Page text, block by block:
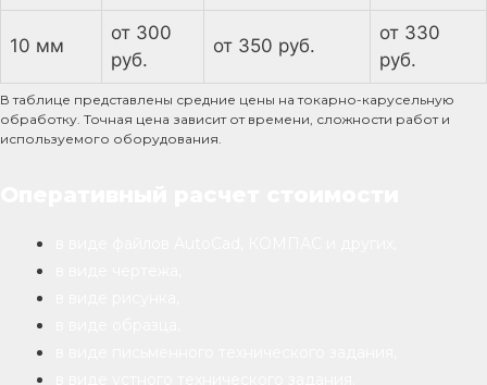
10 мм
от 300
руб.
от 350 руб.
от 330
руб.
В таблице представлены средние цены на токарно-карусельную
обработку. Точная цена зависит от времени, сложности работ и
используемого оборудования.